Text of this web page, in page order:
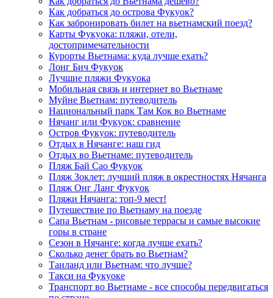
Как добраться до острова Фукуок?
Как забронировать билет на вьетнамский поезд?
Карты Фукуока: пляжи, отели,
достопримечательности
Курорты Вьетнама: куда лучше ехать?
Лонг Бич Фукуок
Лучшие пляжи Фукуока
Мобильная связь и интернет во Вьетнаме
Муйне Вьетнам: путеводитель
Национальный парк Там Кок во Вьетнаме
Нячанг или Фукуок: сравнение
Остров Фукуок: путеводитель
Отдых в Нячанге: наш гид
Отдых во Вьетнаме: путеводитель
Пляж Бай Сао Фукуок
Пляж Зоклет: лучший пляж в окрестностях Нячанга
Пляж Онг Ланг Фукуок
Пляжи Нячанга: топ-9 мест!
Путешествие по Вьетнаму на поезде
Сапа Вьетнам - рисовые террасы и самые высокие
горы в стране
Сезон в Нячанге: когда лучше ехать?
Сколько денег брать во Вьетнам?
Таиланд или Вьетнам: что лучше?
Такси на Фукуоке
Транспорт во Вьетнаме - все способы передвигаться